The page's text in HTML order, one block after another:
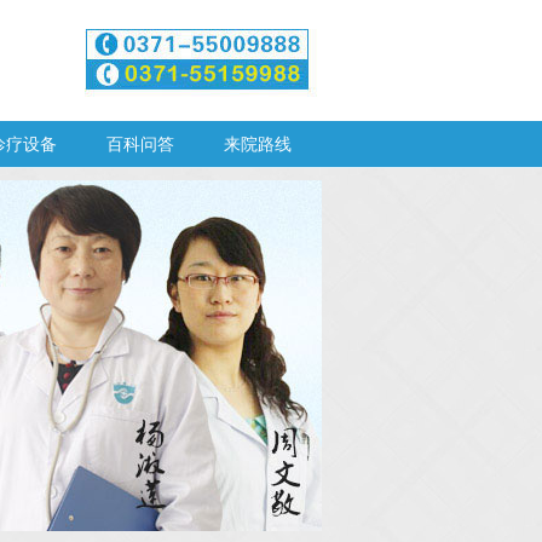
疗设备 百科问答 来院路线